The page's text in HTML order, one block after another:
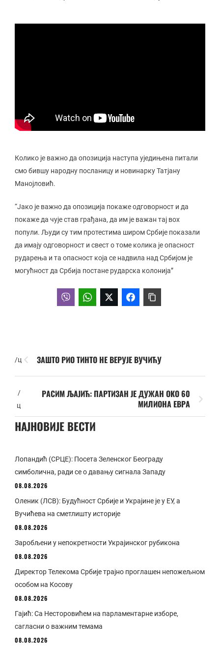
Колико је важно да опозиција наступа уједињена питали
смо бившу народну посланицу и новинарку Татјану
Манојловић.
“Јако је важно да опозиција покаже одговорност и да
покаже да чује став грађана, да им је важан тај воx
попули. Људи су тим протестима широм Србије показали
да имају одговорност и свест о томе колика је опасност
рударења и та опасност која се надвила над Србијом је
могућност да Србија постане рударска колонија”
/ц ЗАШТО РИО ТИНТО НЕ ВЕРУЈЕ ВУЧИЋУ
/
ц
РАСИМ ЉАЈИЋ: ПАРТИЗАН ЈЕ ДУЖАН ОКО 60
МИЛИОНА ЕВРА
НАЈНОВИЈЕ ВЕСТИ
Лопандић (СРЦЕ): Посета Зеленског Београду
симболична, ради се о давању сигнала Западу
08.08.2026
Оленик (ЛСВ): Будућност Србије и Украјине је у ЕУ, а
Вучићева на сметлишту историје
08.08.2026
Заробљени у непокретности Украјинског рубикона
08.08.2026
Директор Телекома Србије трајно проглашен непожељном
особом на Косову
08.08.2026
Гајић: Са Несторовићем на парламентарне изборе,
сагласни о важним темама
08.08.2026